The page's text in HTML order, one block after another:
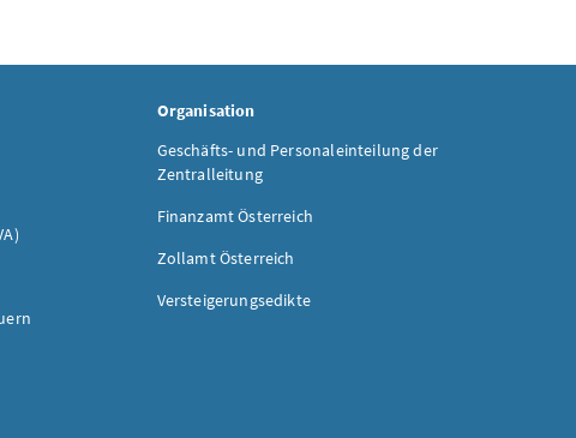
Organisation
Geschäfts- und Personaleinteilung der
Zentralleitung
Finanzamt Österreich
Zollamt Österreich
Versteigerungsedikte